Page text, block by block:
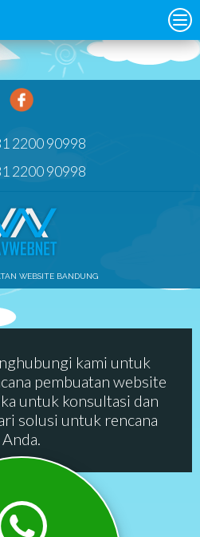
2200 90998
2200 90998
WEBSITE BANDUNG
kami untuk
pembuatan website
untuk konsultasi dan
solusi untuk rencana
Anda.